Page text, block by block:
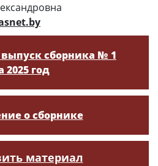
сборника № 1
2025 год
о сборнике
материал